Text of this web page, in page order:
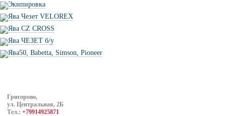
Экипировка
Ява Чезет VELOREX
Ява CZ CROSS
Ява ЧЕЗЕТ б/у
Ява50, Babetta, Simson, Pioneer
Григорово,
ул. Центральная, 2Б
Тел.: +79914925871